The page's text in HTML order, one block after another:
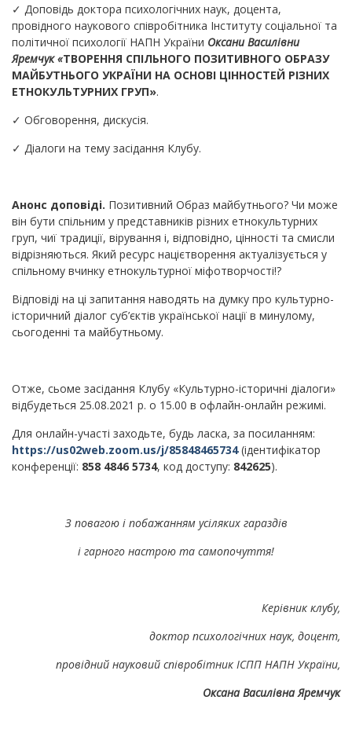
✓ Доповідь доктора психологічних наук, доцента,
провідного наукового співробітника Інституту соціальної та
політичної психології НАПН України Оксани Василівни
Яремчук «ТВОРЕННЯ СПІЛЬНОГО ПОЗИТИВНОГО ОБРАЗУ
МАЙБУТНЬОГО УКРАЇНИ НА ОСНОВІ ЦІННОСТЕЙ РІЗНИХ
ЕТНОКУЛЬТУРНИХ ГРУП».
✓ Обговорення, дискусія.
✓ Діалоги на тему засідання Клубу.
Анонс доповіді. Позитивний Образ майбутнього? Чи може
він бути спільним у представників різних етнокультурних
груп, чиї традиції, вірування і, відповідно, цінності та смисли
відрізняються. Який ресурс націєтворення актуалізується у
спільному вчинку етнокультурної міфотворчості!?
Відповіді на ці запитання наводять на думку про культурно-
історичний діалог суб’єктів української нації в минулому,
сьогоденні та майбутньому.
Отже, сьоме засідання Клубу «Культурно-історичні діалоги»
відбудеться 25.08.2021 р. о 15.00 в офлайн-онлайн режимі.
Для онлайн-участі заходьте, будь ласка, за посиланням:
https://us02web.zoom.us/j/85848465734(ідентифікатор
конференції: 858 4846 5734, код доступу: 842625).
З повагою і побажанням усіляких гараздів
і гарного настрою та самопочуття!
Керівник клубу,
доктор психологічних наук, доцент,
провідний науковий співробітник ІСПП НАПН України,
Оксана Василівна Яремчук